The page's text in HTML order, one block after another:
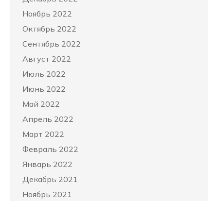
Ноябрь 2022
Октябрь 2022
Сентябрь 2022
Август 2022
Июль 2022
Июнь 2022
Май 2022
Апрель 2022
Март 2022
Февраль 2022
Январь 2022
Декабрь 2021
Ноябрь 2021